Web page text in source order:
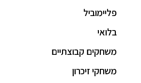
פליימוביל
בלואי
משחקים קבוצתיים
משחקי זיכרון